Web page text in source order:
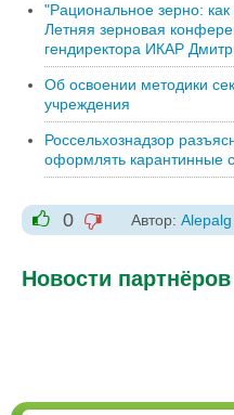
"Рациональное зерно:
Летняя зерновая
гендиректора ИКАР
Об освоении методики
учреждения
Россельхознадзор
оформлять карантинные
+1
0
-1
Автор: Alepalg
Новости партнёров